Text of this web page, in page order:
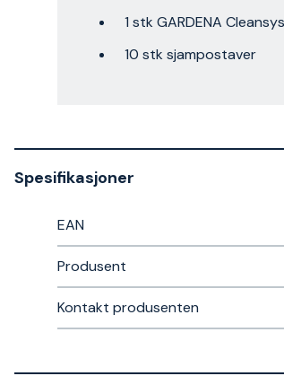
1 stk GARDENA
10 stk sjampostaver
Spesifikasjoner
EAN
Produsent
Kontakt produsenten